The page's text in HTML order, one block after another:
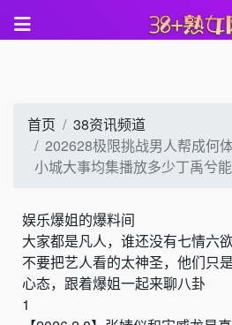
首页
38资讯频道
202628极限挑战男人帮成何
小城大事均集播放多少丁禹兮
娱乐爆姐的爆料间
大家都是凡人，谁还没有七情六
不要把艺人看的太神圣，他们只
心态，跟着爆姐一起来聊八卦
1